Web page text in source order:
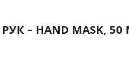
– HAND MASK, 50